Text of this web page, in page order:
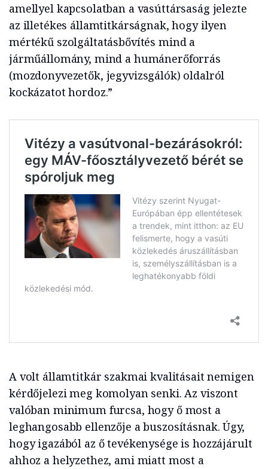
amellyel kapcsolatban a vasúttársaság jelezte
az illetékes államtitkárságnak, hogy ilyen
mértékű szolgáltatásbővítés mind a
járműállomány, mind a humánerőforrás
(mozdonyvezetők, jegyvizsgálók) oldalról
kockázatot hordoz.”
A volt államtitkár szakmai kvalitásait nemigen
kérdőjelezi meg komolyan senki. Az viszont
valóban minimum furcsa, hogy ő most a
leghangosabb ellenzője a buszosításnak. Úgy,
hogy igazából az ő tevékenysége is hozzájárult
ahhoz a helyzethez, ami miatt most a